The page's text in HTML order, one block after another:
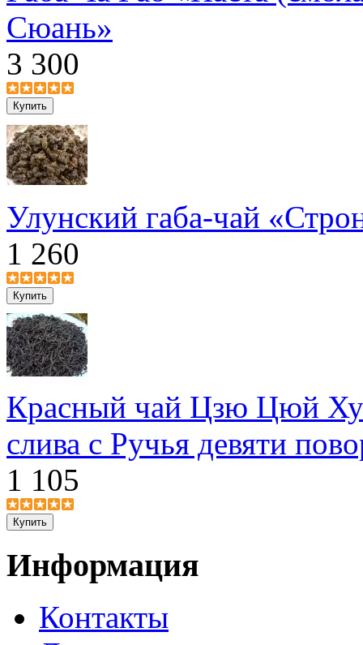
Сюань»
3 300
Улунский габа-чай
1 260
Красный чай Цзю Цюй
слива с Ручья девяти
1 105
Информация
Контакты